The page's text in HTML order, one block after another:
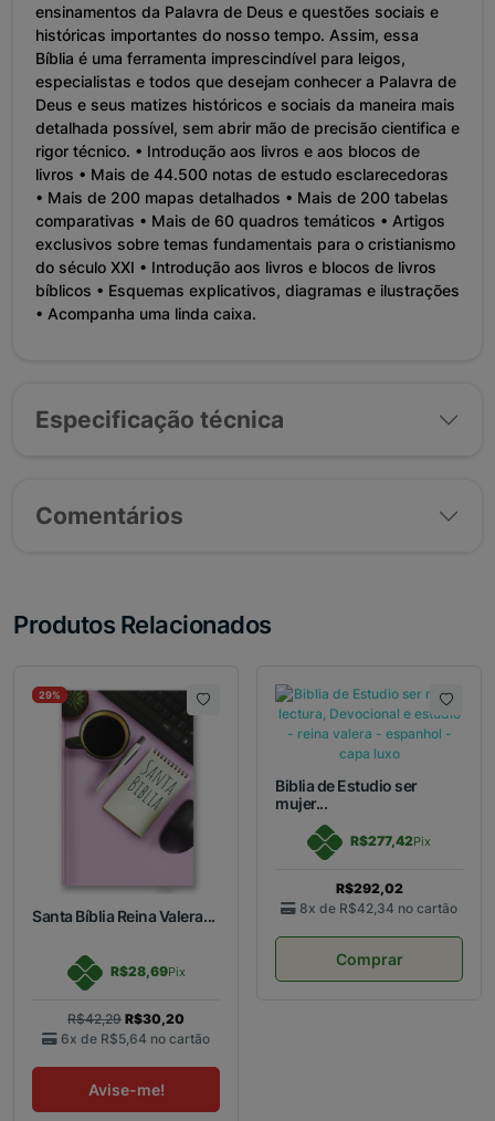
ensinamentos da Palavra de Deus e questões sociais e
históricas importantes do nosso tempo. Assim, essa
Bíblia é uma ferramenta imprescindível para leigos,
especialistas e todos que desejam conhecer a Palavra de
Deus e seus matizes históricos e sociais da maneira mais
detalhada possível, sem abrir mão de precisão cientifica e
rigor técnico. • Introdução aos livros e aos blocos de
livros • Mais de 44.500 notas de estudo esclarecedoras
• Mais de 200 mapas detalhados • Mais de 200 tabelas
comparativas • Mais de 60 quadros temáticos • Artigos
exclusivos sobre temas fundamentais para o cristianismo
do século XXI • Introdução aos livros e blocos de livros
bíblicos • Esquemas explicativos, diagramas e ilustrações
• Acompanha uma linda caixa.
Especificação técnica
Comentários
Produtos Relacionados
29%
Santa Bíblia Reina Valera...
R$28,69Pix
R$42,29 R$30,20
6x de R$5,64 no cartão
Avise-me!
Biblia de Estudio ser
mujer...
R$277,42Pix
R$292,02
8x de R$42,34 no cartão
Comprar